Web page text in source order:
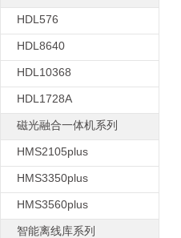
HDL576
HDL8640
HDL10368
HDL1728A
磁光融合一体机系列
HMS2105plus
HMS3350plus
HMS3560plus
智能离线库系列